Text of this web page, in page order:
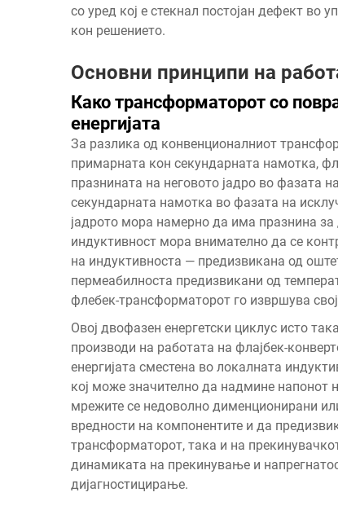
со уред кој е стекнал постојан дефект во
кон решението.
Основни принципи на
Како трансформаторот со
енергијата
За разлика од конвенционалниот
примарната кон секундарната намотка,
празнината на неговото јадро во фазата
секундарната намотка во фазата на
јадрото мора намерно да има празнина
индуктивност мора внимателно да се
на индуктивноста — предизвикана од
пермеабилноста предизвикани од
флебек-трансформаторот го извршува
Овој двофазен енергетски циклус исто
производи на работата на флајбек-
енергијата сместена во локалната
кој може значително да надмине напонот
мрежите се недоволно дименционирани
вредности на компонентите и да
трансформаторот, така и на
динамиката на прекинување и
дијагностицирање.